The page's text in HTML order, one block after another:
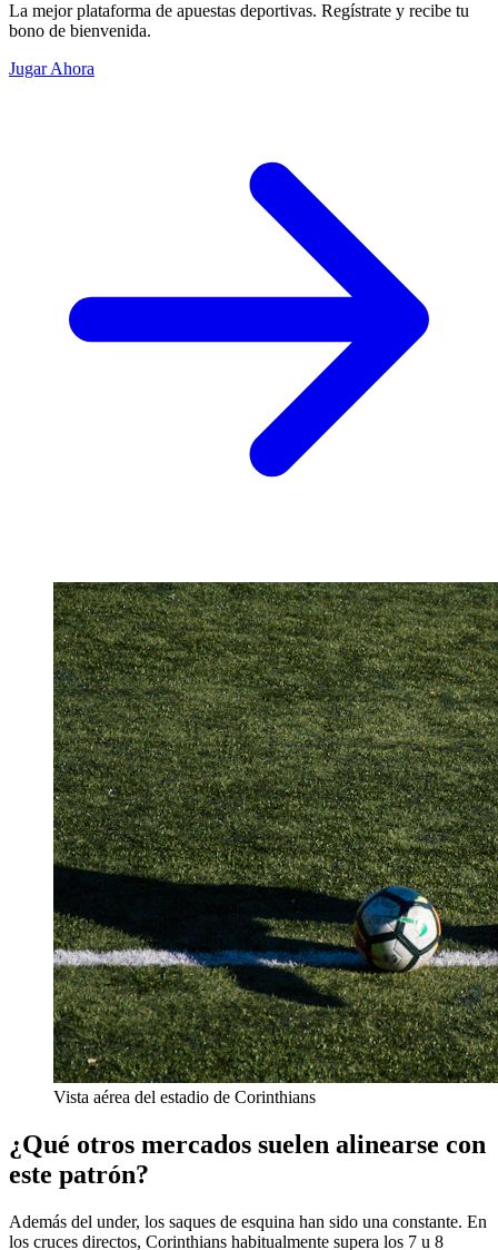
La mejor plataforma de apuestas deportivas. Regístrate y recibe tu
bono de bienvenida.
Jugar Ahora
Vista aérea del estadio de Corinthians
¿Qué otros mercados suelen alinearse con
este patrón?
Además del under, los saques de esquina han sido una constante. En
los cruces directos, Corinthians habitualmente supera los 7 u 8